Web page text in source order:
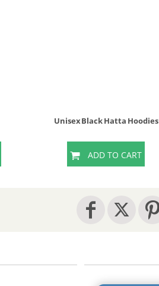
Unisex Black Hatta Hoodies
ADD TO CART